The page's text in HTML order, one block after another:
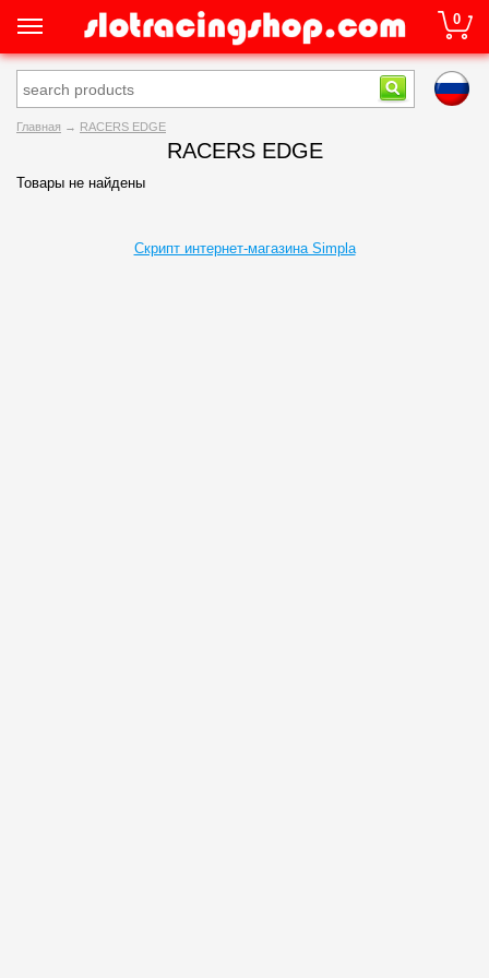
0
Главная → RACERS EDGE
RACERS EDGE
Товары не найдены
Скрипт интернет-магазина Simpla